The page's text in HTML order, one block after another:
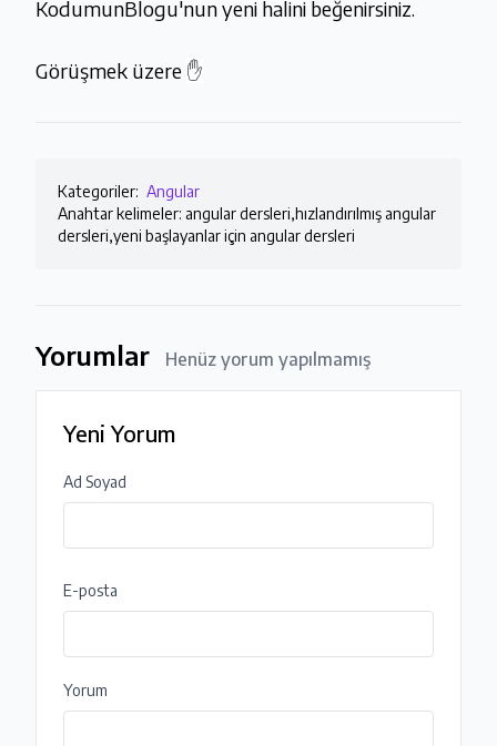
KodumunBlogu'nun yeni halini beğenirsiniz.
Görüşmek üzere ✋
Kategoriler: Angular
Anahtar kelimeler: angular dersleri,hızlandırılmış angular
dersleri,yeni başlayanlar için angular dersleri
Yorumlar Henüz yorum yapılmamış
Yeni Yorum
Ad Soyad
E-posta
Yorum